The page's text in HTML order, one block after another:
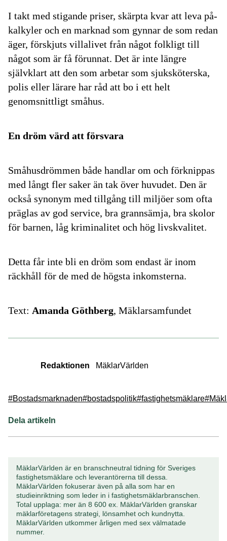
I takt med stigande priser, skärpta kvar att leva på-
kalkyler och en marknad som gynnar de som redan
äger, förskjuts villalivet från något folkligt till
något som är få förunnat. Det är inte längre
självklart att den som arbetar som sjuksköterska,
polis eller lärare har råd att bo i ett helt
genomsnittligt småhus.
En dröm värd att försvara
Småhusdrömmen både handlar om och förknippas
med långt fler saker än tak över huvudet. Den är
också synonym med tillgång till miljöer som ofta
präglas av god service, bra grannsämja, bra skolor
för barnen, låg kriminalitet och hög livskvalitet.
Detta får inte bli en dröm som endast är inom
räckhåll för de med de högsta inkomsterna.
Text: Amanda Göthberg, Mäklarsamfundet
Redaktionen MäklarVärlden
#Bostadsmarknaden#bostadspolitik#fastighetsmäklare
Dela artikeln
MäklarVärlden är en branschneutral tidning för Sveriges
fastighetsmäklare och leverantörerna till dessa.
MäklarVärlden fokuserar även på alla som har en
studieinriktning som leder in i fastighetsmäklarbranschen.
Total upplaga: mer än 8 600 ex. MäklarVärlden granskar
mäklarföretagens strategi, lönsamhet och kundnytta.
MäklarVärlden utkommer årligen med sex välmatade
nummer.